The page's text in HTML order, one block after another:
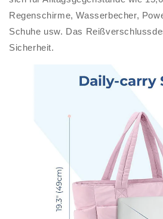
Regenschirme, Wasserbecher,
Schuhe usw. Das
Sicherheit.